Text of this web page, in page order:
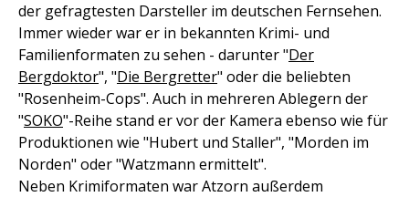
der gefragtesten Darsteller im deutschen Fernsehen.
Immer wieder war er in bekannten Krimi- und
Familienformaten zu sehen - darunter "Der
Bergdoktor", "Die Bergretter" oder die beliebten
"Rosenheim-Cops". Auch in mehreren Ablegern der
"SOKO"-Reihe stand er vor der Kamera ebenso wie für
Produktionen wie "Hubert und Staller", "Morden im
Norden" oder "Watzmann ermittelt".
Neben Krimiformaten war Atzorn außerdem